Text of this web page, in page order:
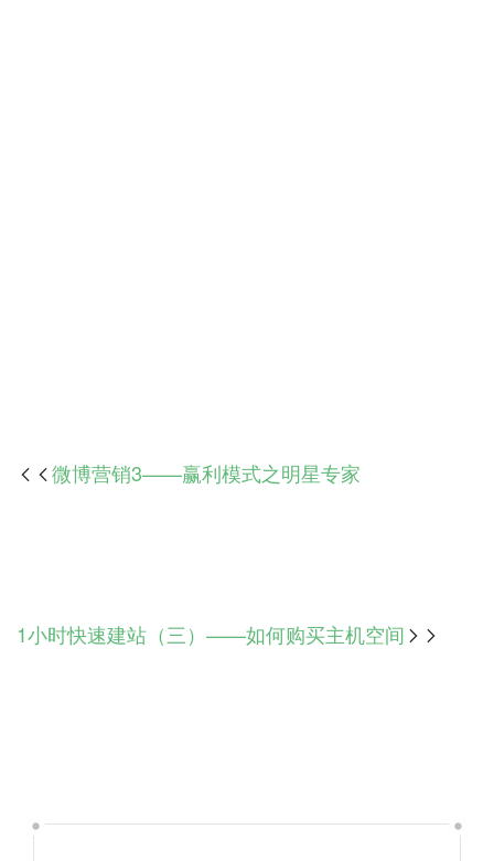
 微博营销3——赢利模式之明星专家
1小时快速建站（三）——如何购买主机空间 